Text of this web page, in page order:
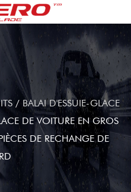
/ BALAI D'ESSUIE-GLACE
DE VOITURE EN GROS
DE RECHANGE DE